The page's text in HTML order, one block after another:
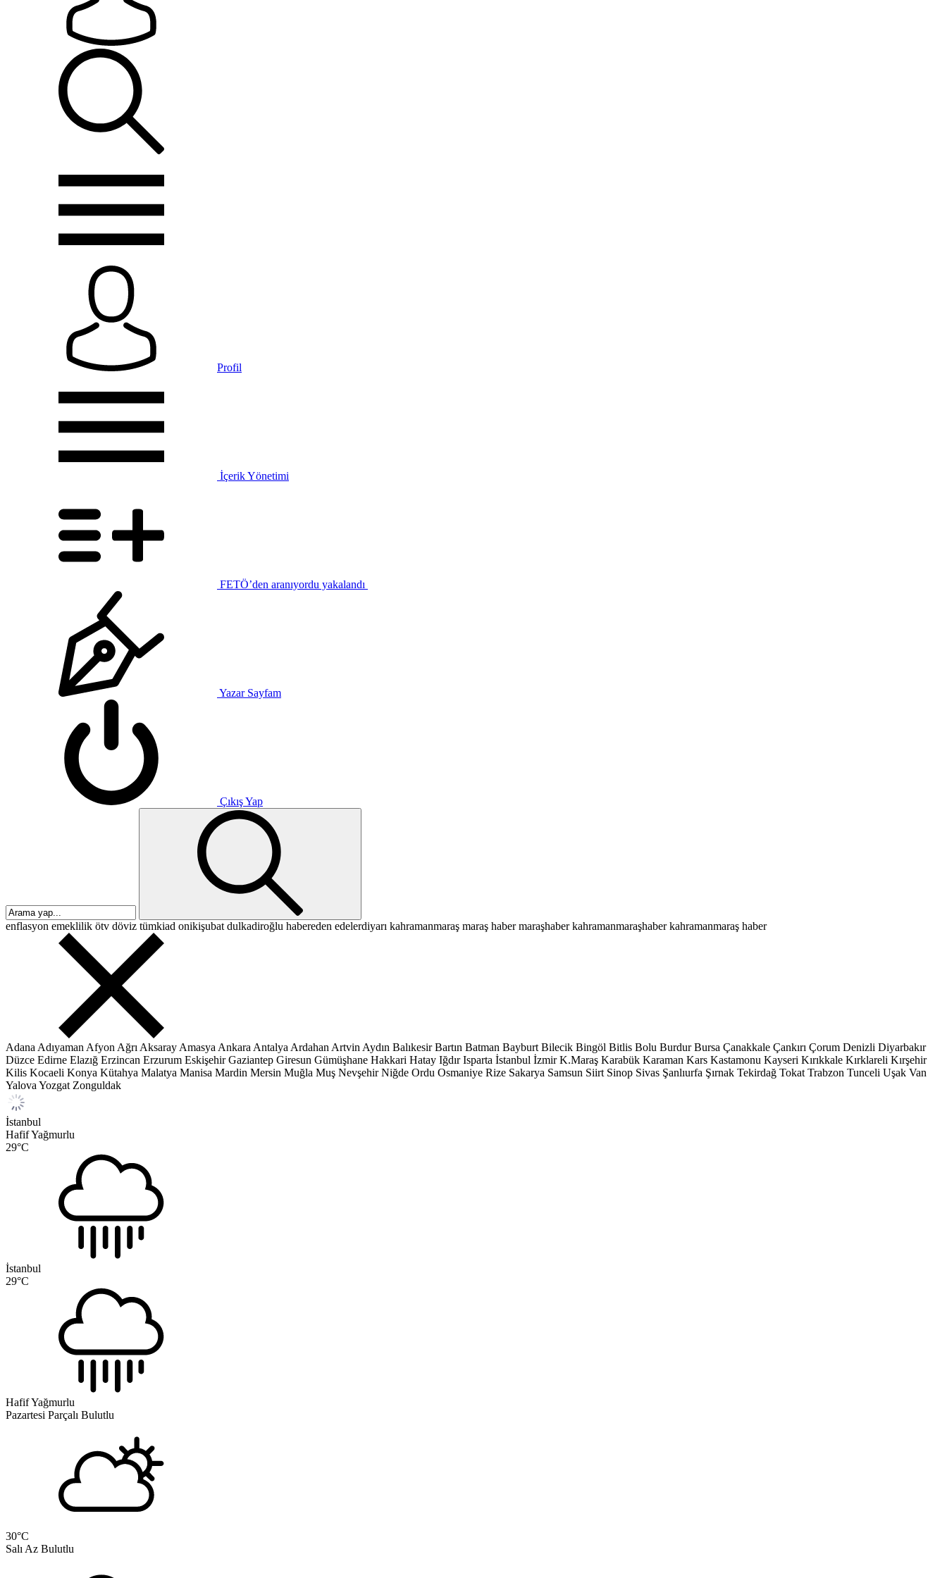
Profil
İçerik Yönetimi
FETÖ’den aranıyordu yakalandı
Yazar Sayfam
Çıkış Yap
enflasyon emeklilik ötv döviz tümkiad onikişubat dulkadiroğlu habereden edelerdiyarı kahramanmaraş maraş habermaraşhaberkahramanmaraşhaberkahramanmaraş haber
Adana Adıyaman Afyon Ağrı Aksaray Amasya Ankara Antalya Ardahan Artvin Aydın Balıkesir Bartın Batman Bayburt Bilecik Bingöl Bitlis Bolu Burdur Bursa Çanakkale Çankırı Çorum Denizli Diyarbakır
Düzce Edirne Elazığ Erzincan Erzurum Eskişehir Gaziantep Giresun Gümüşhane Hakkari Hatay Iğdır Isparta İstanbul İzmir K.Maraş Karabük Karaman Kars Kastamonu Kayseri Kırıkkale Kırklareli Kırşehir
Kilis Kocaeli Konya Kütahya Malatya Manisa Mardin Mersin Muğla Muş Nevşehir Niğde Ordu Osmaniye Rize Sakarya Samsun Siirt Sinop Sivas Şanlıurfa Şırnak Tekirdağ Tokat Trabzon Tunceli Uşak Van
Yalova Yozgat Zonguldak
İstanbul
Hafif Yağmurlu
29°C
İstanbul
29°C
Hafif Yağmurlu
Pazartesi Parçalı Bulutlu
30°C
Salı Az Bulutlu